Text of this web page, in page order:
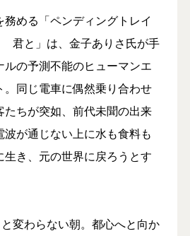
める「ペンディングトレイ
君と」は、金子ありさ氏が手
の予測不能のヒューマンエ
。同じ電車に偶然乗り合わせ
たちが突如、前代未聞の出来
が通じない上に水も食料も
生き、元の世界に戻ろうとす
変わらない朝。都心へと向か